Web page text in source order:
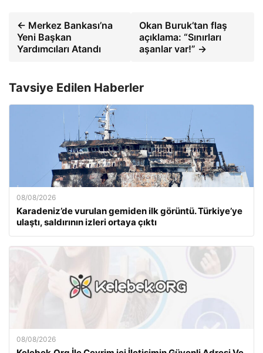
← Merkez Bankası’na
Yeni Başkan
Yardımcıları Atandı
Okan Buruk’tan flaş
açıklama: “Sınırları
aşanlar var!” →
Tavsiye Edilen Haberler
08/08/2026
Karadeniz’de vurulan gemiden ilk görüntü. Türkiye’ye
ulaştı, saldırının izleri ortaya çıktı
08/08/2026